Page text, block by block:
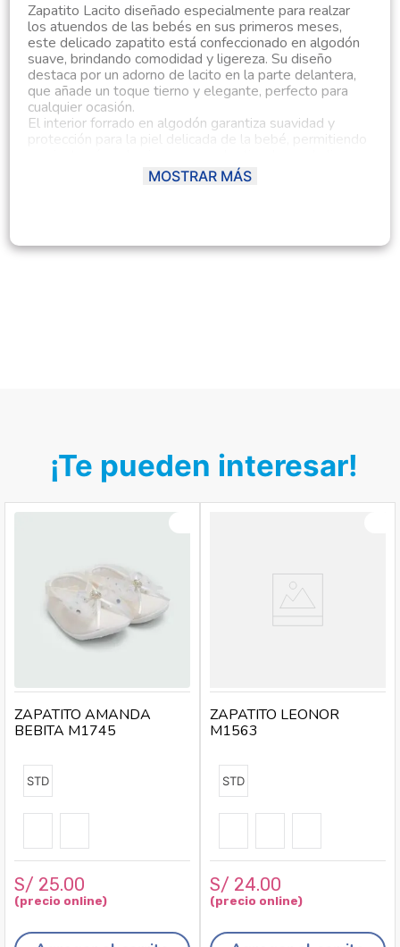
Zapatito Lacito diseñado especialmente para realzar
los atuendos de las bebés en sus primeros meses,
este delicado zapatito está confeccionado en algodón
suave, brindando comodidad y ligereza. Su diseño
destaca por un adorno de lacito en la parte delantera,
que añade un toque tierno y elegante, perfecto para
cualquier ocasión.
El interior forrado en algodón garantiza suavidad y
protección para la piel delicada de la bebé, permitiendo
flexible proporciona libertad de movimiento, ideal para
mantener la comodidad en sus primeros meses de vida.
MOSTRAR MÁS
¡Te pueden interesar!
STD
ZAPATITO AMANDA
BEBITA M1745
S/ 25.00
STD
ZAPATITO LEONOR
M1563
S/ 24.00